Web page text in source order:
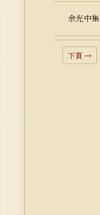
余光中集
下頁 →